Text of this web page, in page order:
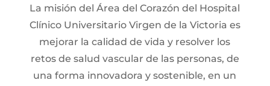
La misión del Área del Corazón del Hospital
Clínico Universitario Virgen de la Victoria es
mejorar la calidad de vida y resolver los
retos de salud vascular de las personas, de
una forma innovadora y sostenible, en un